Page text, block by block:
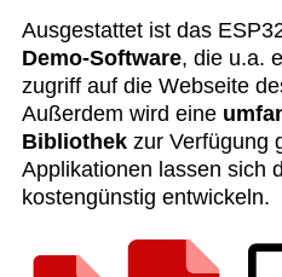
Ausgestattet ist das
Demo-Software, die u.a.
zugriff auf die Webseite
Außerdem wird eine
Bibliothek zur Verfügung
Applikationen lassen sich
kostengünstig entwickeln.